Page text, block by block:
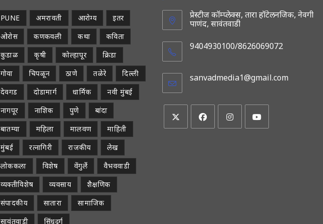
PUNE अमरावती आरोग्य
इतर
ओरोस
कणकवली कथा
कविता
कुडाळ
कृषी कोल्हापूर
क्रिडा
गोवा
चिपळून ठाणे तळेरे
दिल्ली
देवगड
दोडामार्ग धार्मिक
नवी मुंबई
नागपूर
नाशिक पुणे
बांदा
बातम्या
महिला मालवण
माहिती
मुंबई
रत्नागिरी राजकीय
लेख
लोककला
विशेष वेंगुर्ले
वैभववाडी
व्यक्तीविशेष
व्यवसाय
शैक्षणिक
संपादकीय
सातारा
सामाजिक
सावंतवाडी
सिंधुदुर्ग
प्रेस्टीज कॉम्प्लेक्स, तारा हॉटेलनजिक, नेवगी
पाणंद, सावंतवाडी
9404930100/8626069072
sanvadmedia1@gmail.com